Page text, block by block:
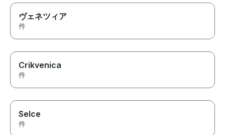
ヴェネツィア
件
Crikvenica
件
Selce
件